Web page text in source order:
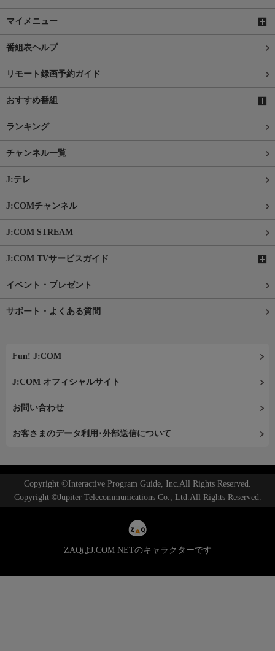
マイメニュー
番組表ヘルプ
リモート録画予約ガイド
おすすめ番組
ランキング
チャンネル一覧
J:テレ
J:COMチャンネル
J:COM STREAM
J:COM TVサービスガイド
イベント・プレゼント
サポート・よくある質問
Fun! J:COM
J:COM オフィシャルサイト
お問い合わせ
お客さまのデータ利用･外部送信について
Copyright ©Interactive Program Guide, Inc.All Rights Reserved.
Copyright ©Jupiter Telecommunications Co., Ltd.All Rights Reserved.
ZAQはJ:COM NETのキャラクターです